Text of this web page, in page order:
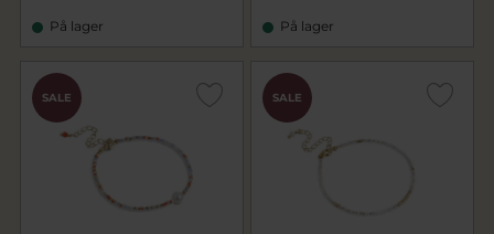
På lager På lager
SALE SALE